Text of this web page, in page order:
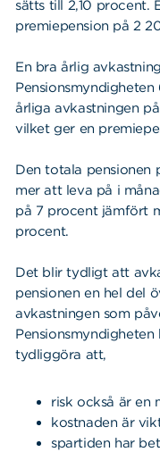
sätts till 2,10 procent.
premiepension på 2
En bra årlig
årliga avkastningen
vilket ger en
Den totala pensionen
mer att leva på i
på 7 procent jämfört
procent.
Det blir tydligt att
pensionen en hel del
avkastningen som
tydliggöra att,
risk också är en
kostnaden är
spartiden har